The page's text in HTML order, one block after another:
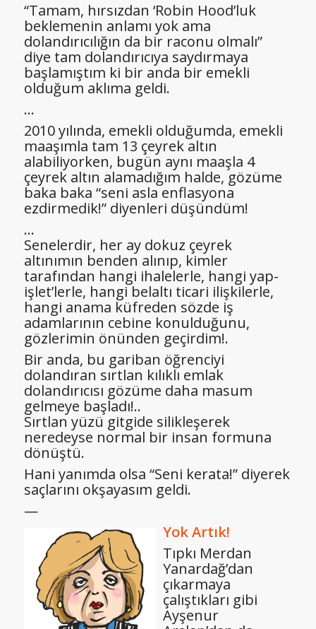
“Tamam, hırsızdan ‘Robin Hood’luk
beklemenin anlamı yok ama
dolandırıcılığın da bir raconu olmalı”
diye tam dolandırıcıya saydırmaya
başlamıştım ki bir anda bir emekli
olduğum aklıma geldi.
…
2010 yılında, emekli olduğumda, emekli
maaşımla tam 13 çeyrek altın
alabiliyorken, bugün aynı maaşla 4
çeyrek altın alamadığım halde, gözüme
baka baka “seni asla enflasyona
ezdirmedik!” diyenleri düşündüm!
…
Senelerdir, her ay dokuz çeyrek
altınımın benden alınıp, kimler
tarafından hangi ihalelerle, hangi yap-
işlet’lerle, hangi belaltı ticari ilişkilerle,
hangi anama küfreden sözde iş
adamlarının cebine konulduğunu,
gözlerimin önünden geçirdim!.
Bir anda, bu gariban öğrenciyi
dolandıran sırtlan kılıklı emlak
dolandırıcısı gözüme daha masum
gelmeye başladı!..
Sırtlan yüzü gitgide silikleşerek
neredeyse normal bir insan formuna
dönüştü.
Hani yanımda olsa “Seni kerata!” diyerek
saçlarını okşayasım geldi.
—
Yok Artık!
Tıpkı Merdan
Yanardağ’dan
çıkarmaya
çalıştıkları gibi
Ayşenur